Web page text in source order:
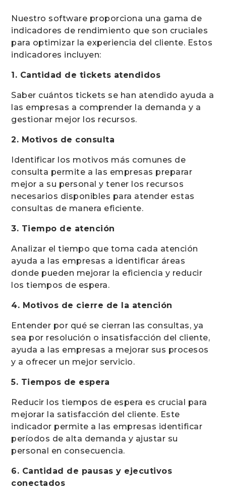
Nuestro software proporciona una gama de
indicadores de rendimiento que son cruciales
para optimizar la experiencia del cliente. Estos
indicadores incluyen:
1. Cantidad de tickets atendidos
Saber cuántos tickets se han atendido ayuda a
las empresas a comprender la demanda y a
gestionar mejor los recursos.
2. Motivos de consulta
Identificar los motivos más comunes de
consulta permite a las empresas preparar
mejor a su personal y tener los recursos
necesarios disponibles para atender estas
consultas de manera eficiente.
3. Tiempo de atención
Analizar el tiempo que toma cada atención
ayuda a las empresas a identificar áreas
donde pueden mejorar la eficiencia y reducir
los tiempos de espera.
4. Motivos de cierre de la atención
Entender por qué se cierran las consultas, ya
sea por resolución o insatisfacción del cliente,
ayuda a las empresas a mejorar sus procesos
y a ofrecer un mejor servicio.
5. Tiempos de espera
Reducir los tiempos de espera es crucial para
mejorar la satisfacción del cliente. Este
indicador permite a las empresas identificar
períodos de alta demanda y ajustar su
personal en consecuencia.
6. Cantidad de pausas y ejecutivos
conectados